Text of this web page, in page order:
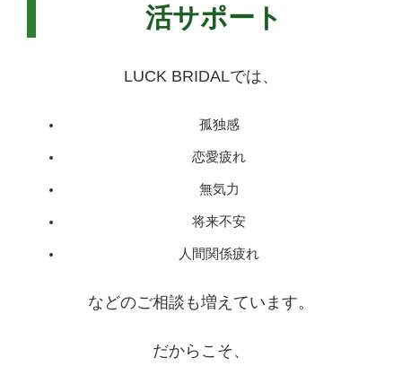
活サポート
LUCK BRIDALでは、
孤独感
恋愛疲れ
無気力
将来不安
人間関係疲れ
などのご相談も増えています。
だからこそ、